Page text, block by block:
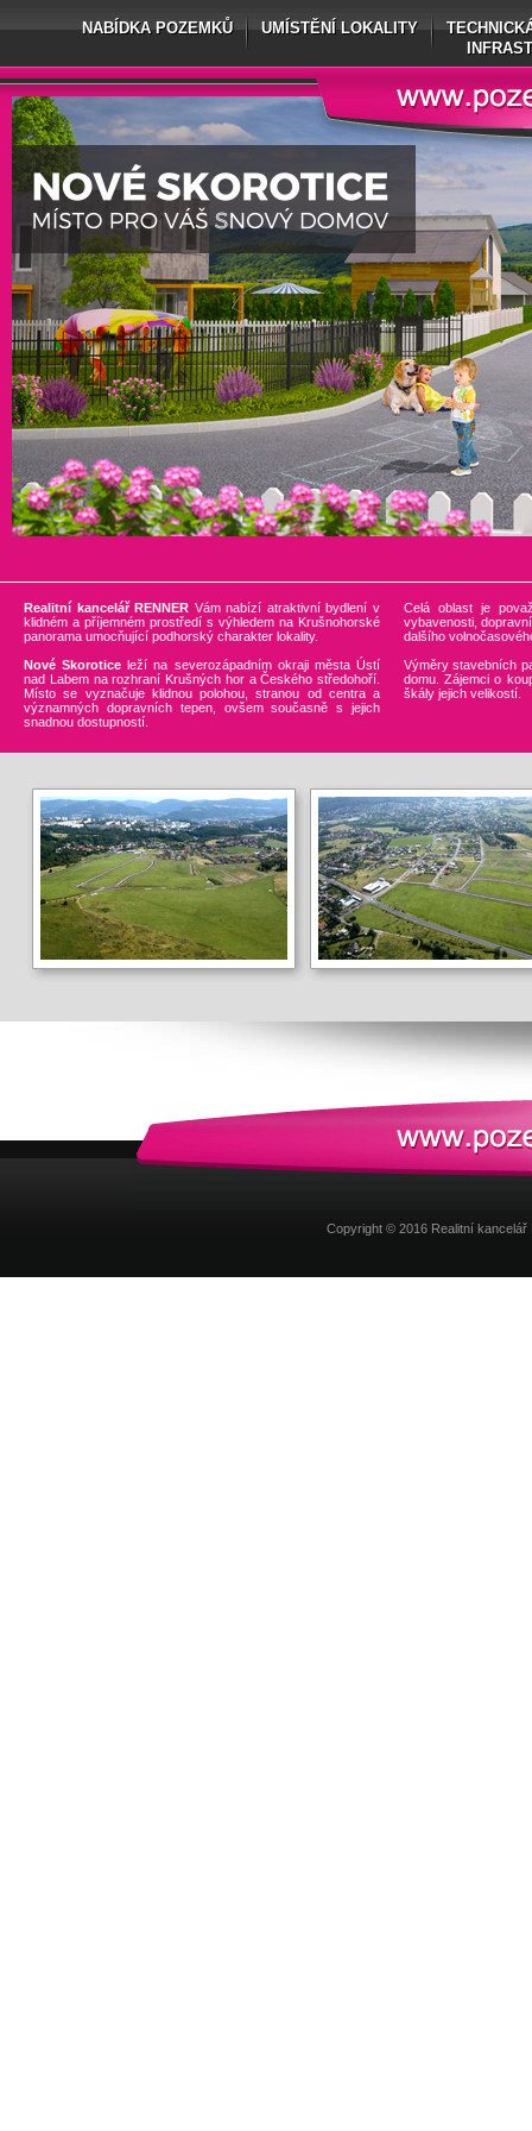
NABÍDKA POZEMKŮ UMÍSTĚNÍ LOKALITY
Realitní kancelář RENNER Vám nabízí atraktivní bydlení v
klidném a příjemném prostředí s výhledem na Krušnohorské
panorama umocňující podhorský charakter lokality.
Nové Skorotice leží na severozápadním okraji města Ústí
nad Labem na rozhraní Krušných hor a Českého středohoří.
Místo se vyznačuje klidnou polohou, stranou od centra a
významných dopravních tepen, ovšem současně s jejich
snadnou dostupností.
Celá oblast je
vybavenosti,
dalšího
Výměry stavebních
domu. Zájemci o
škály jejich velikostí.
Copyright © 2016 Realitní